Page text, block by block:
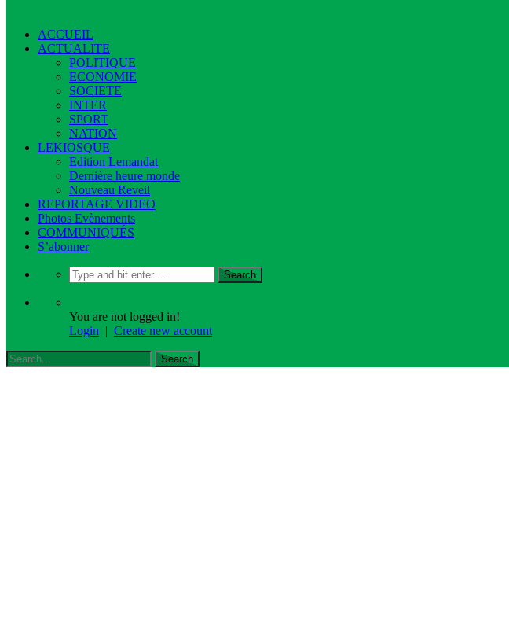
ACCUEIL
ACTUALITE
POLITIQUE
ECONOMIE
SOCIETE
INTER
SPORT
NATION
LEKIOSQUE
Edition Lemandat
Dernière heure monde
Nouveau Reveil
REPORTAGE VIDEO
Photos Evènements
COMMUNIQUÉS
S’abonner
You are not logged in!
Login | Create new account